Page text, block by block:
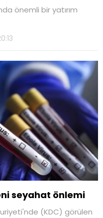
önemli bir yatırım
seyahat önlemi
(KDC) görülen